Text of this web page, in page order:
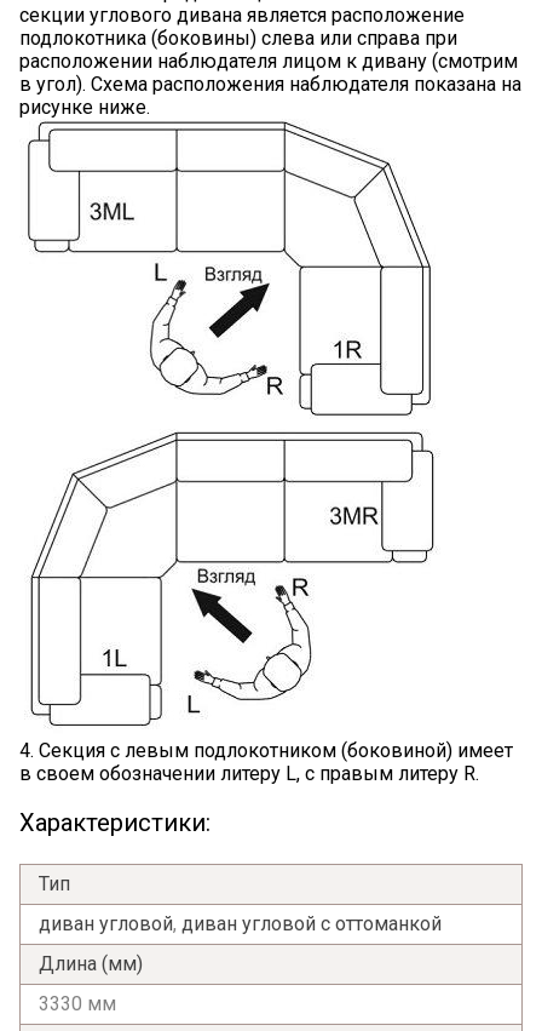
Политикойв отношении
обработки персональных данных и
согласен на их обработку.
секции углового дивана является расположение
подлокотника (боковины) слева или справа при
расположении наблюдателя лицом к дивану (смотрим
в угол). Схема расположения наблюдателя показана на
рисунке ниже.
4. Секция с левым подлокотником (боковиной) имеет
в своем обозначении литеру L, с правым литеру R.
Характеристики:
Тип
диван угловой, диван угловой с оттоманкой
Длина (мм)
3330 мм